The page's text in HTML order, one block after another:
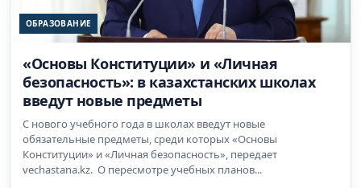
ОБРАЗОВАНИЕ
«Основы Конституции» и «Личная
безопасность»: в казахстанских школах
введут новые предметы
С нового учебного года в школах введут новые
обязательные предметы, среди которых «Основы
Конституции» и «Личная безопасность», передает
vechastana.kz. О пересмотре учебных планов...